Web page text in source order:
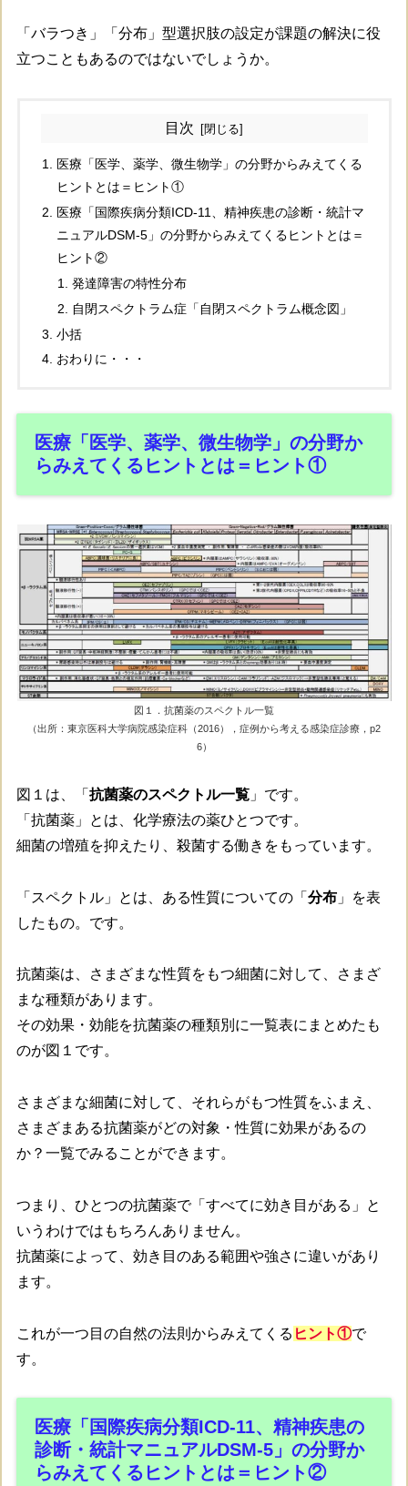
「バラつき」「分布」型選択肢の設定が課題の解決に役
立つこともあるのではないでしょうか。
目次
医療「医学、薬学、微生物学」の分野からみえてくる
ヒントとは＝ヒント①
医療「国際疾病分類ICD-11、精神疾患の診断・統計マ
ニュアルDSM-5」の分野からみえてくるヒントとは＝
ヒント②
発達障害の特性分布
自閉スペクトラム症「自閉スペクトラム概念図」
小括
おわりに・・・
医療「医学、薬学、微生物学」の分野か
らみえてくるヒントとは＝ヒント①
図１．抗菌薬のスペクトル一覧
（出所：東京医科大学病院感染症科（2016），症例から考える感染症診療，p2
6）
図１は、「抗菌薬のスペクトル一覧 」です。
「抗菌薬」とは、化学療法の薬ひとつです。
細菌の増殖を抑えたり、殺菌する働きをもっています。
「スペクトル」とは、ある性質についての「分布 」を表
したもの。です。
抗菌薬は、さまざまな性質をもつ細菌に対して、さまざ
まな種類があります。
その効果・効能を抗菌薬の種類別に一覧表にまとめたも
のが図１です。
さまざまな細菌に対して、それらがもつ性質をふまえ、
さまざまある抗菌薬がどの対象・性質に効果があるの
か？一覧でみることができます。
つまり、ひとつの抗菌薬で「すべてに効き目がある」と
いうわけではもちろんありません。
抗菌薬によって、効き目のある範囲や強さに違いがあり
ます。
これが一つ目の自然の法則からみえてくる ヒント①で
す。
医療「国際疾病分類ICD-11、精神疾患の
診断・統計マニュアルDSM-5」の分野か
らみえてくるヒントとは＝ヒント②